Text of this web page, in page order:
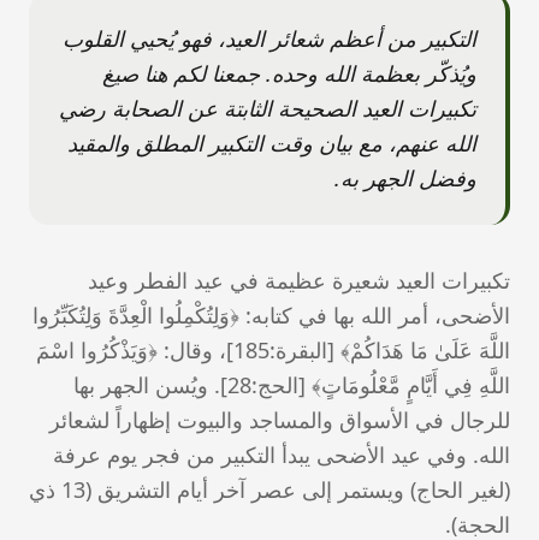
التكبير من أعظم شعائر العيد، فهو يُحيي القلوب
ويُذكّر بعظمة الله وحده. جمعنا لكم هنا صيغ
تكبيرات العيد الصحيحة الثابتة عن الصحابة رضي
الله عنهم، مع بيان وقت التكبير المطلق والمقيد
وفضل الجهر به.
تكبيرات العيد شعيرة عظيمة في عيد الفطر وعيد
الأضحى، أمر الله بها في كتابه: ﴿وَلِتُكْمِلُوا الْعِدَّةَ وَلِتُكَبِّرُوا
اللَّهَ عَلَىٰ مَا هَدَاكُمْ﴾ [البقرة:185]، وقال: ﴿وَيَذْكُرُوا اسْمَ
اللَّهِ فِي أَيَّامٍ مَّعْلُومَاتٍ﴾ [الحج:28]. ويُسن الجهر بها
للرجال في الأسواق والمساجد والبيوت إظهاراً لشعائر
الله. وفي عيد الأضحى يبدأ التكبير من فجر يوم عرفة
(لغير الحاج) ويستمر إلى عصر آخر أيام التشريق (13 ذي
الحجة).